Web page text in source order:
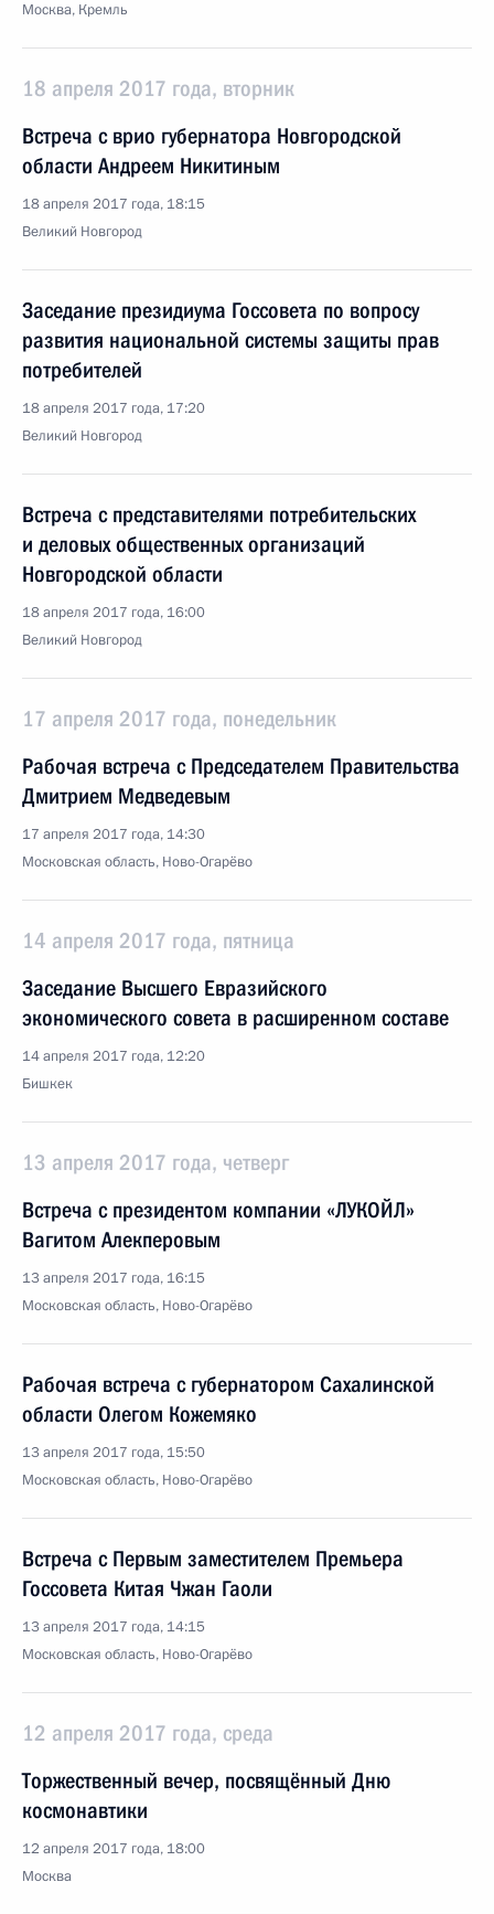
Москва, Кремль
18 апреля 2017 года, вторник
Встреча с врио губернатора Новгородской
области Андреем Никитиным
18 апреля 2017 года, 18:15
Великий Новгород
Заседание президиума Госсовета по вопросу
развития национальной системы защиты прав
потребителей
18 апреля 2017 года, 17:20
Великий Новгород
Встреча с представителями потребительских
и деловых общественных организаций
Новгородской области
18 апреля 2017 года, 16:00
Великий Новгород
17 апреля 2017 года, понедельник
Рабочая встреча с Председателем Правительства
Дмитрием Медведевым
17 апреля 2017 года, 14:30
Московская область, Ново-Огарёво
14 апреля 2017 года, пятница
Заседание Высшего Евразийского
экономического совета в расширенном составе
14 апреля 2017 года, 12:20
Бишкек
13 апреля 2017 года, четверг
Встреча с президентом компании «ЛУКОЙЛ»
Вагитом Алекперовым
13 апреля 2017 года, 16:15
Московская область, Ново-Огарёво
Рабочая встреча с губернатором Сахалинской
области Олегом Кожемяко
13 апреля 2017 года, 15:50
Московская область, Ново-Огарёво
Встреча с Первым заместителем Премьера
Госсовета Китая Чжан Гаоли
13 апреля 2017 года, 14:15
Московская область, Ново-Огарёво
12 апреля 2017 года, среда
Торжественный вечер, посвящённый Дню
космонавтики
12 апреля 2017 года, 18:00
Москва